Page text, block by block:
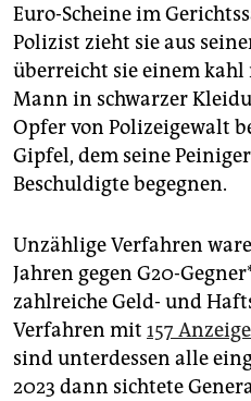
Euro-Scheine im
Polizist zieht sie aus
überreicht sie einem
Mann in schwarzer
Opfer von Polizeigewalt
Gipfel, dem seine
Beschuldigte begegnen.
Unzählige Verfahren
Jahren gegen G20-
zahlreiche Geld- und
Verfahren mit 157
sind unterdessen alle
2023 dann sichtete